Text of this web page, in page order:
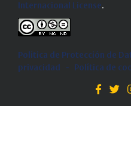
Internacional License.
Política de Protección de
privacidad
- Política de